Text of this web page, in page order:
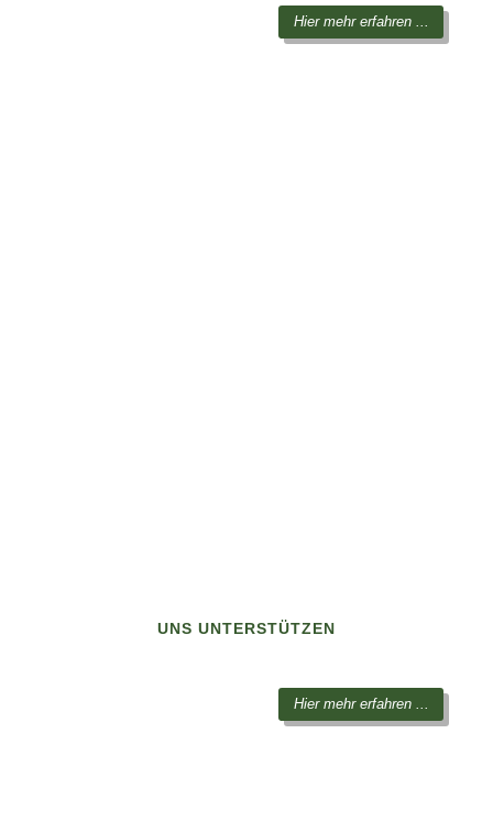
Hier mehr erfahren ...
UNS UNTERSTÜTZEN
Hier mehr erfahren ...